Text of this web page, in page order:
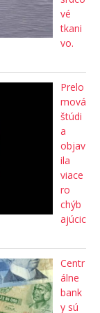
vé
tkani
vo.
Prelo
mová
štúdi
a
objav
ila
viace
ro
chýb
ajúcic
Centr
álne
bank
y sú